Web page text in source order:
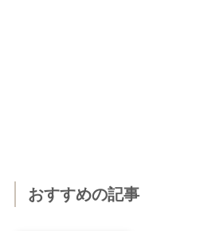
おすすめの記事